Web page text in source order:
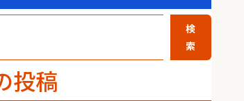
検
索
投稿